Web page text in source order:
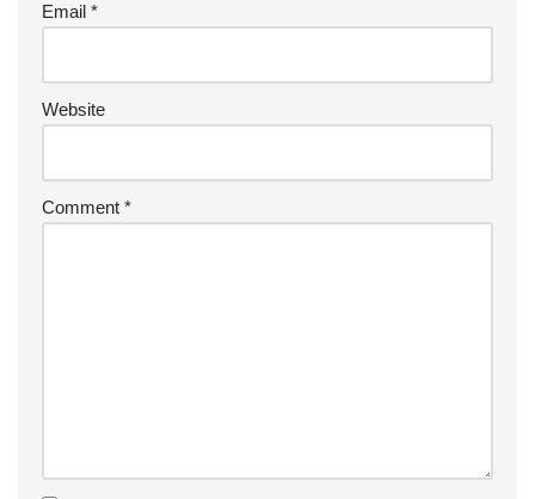
Email *
Website
Comment *